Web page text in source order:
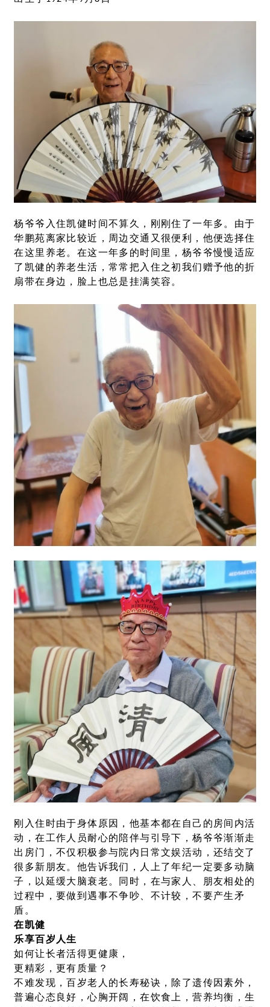
杨爷爷入住凯健时间不算久，刚刚住了一年多。由于
华鹏苑离家比较近，周边交通又很便利，他便选择住
在这里养老。在这一年多的时间里，杨爷爷慢慢适应
了凯健的养老生活，常常把入住之初我们赠予他的折
扇带在身边，脸上也总是挂满笑容。
刚入住时由于身体原因，他基本都在自己的房间内活
动，在工作人员耐心的陪伴与引导下，杨爷爷渐渐走
出房门，不仅积极参与院内日常文娱活动，还结交了
很多新朋友。他告诉我们，人上了年纪一定要多动脑
子，以延缓大脑衰老。同时，在与家人、朋友相处的
过程中，要做到遇事不争吵、不计较，不要产生矛
盾。
在凯健
乐享百岁人生
如何让长者活得更健康，
更精彩，更有质量？
不难发现，百岁老人的长寿秘诀，除了遗传因素外，
普遍心态良好，心胸开阔，在饮食上，营养均衡，生